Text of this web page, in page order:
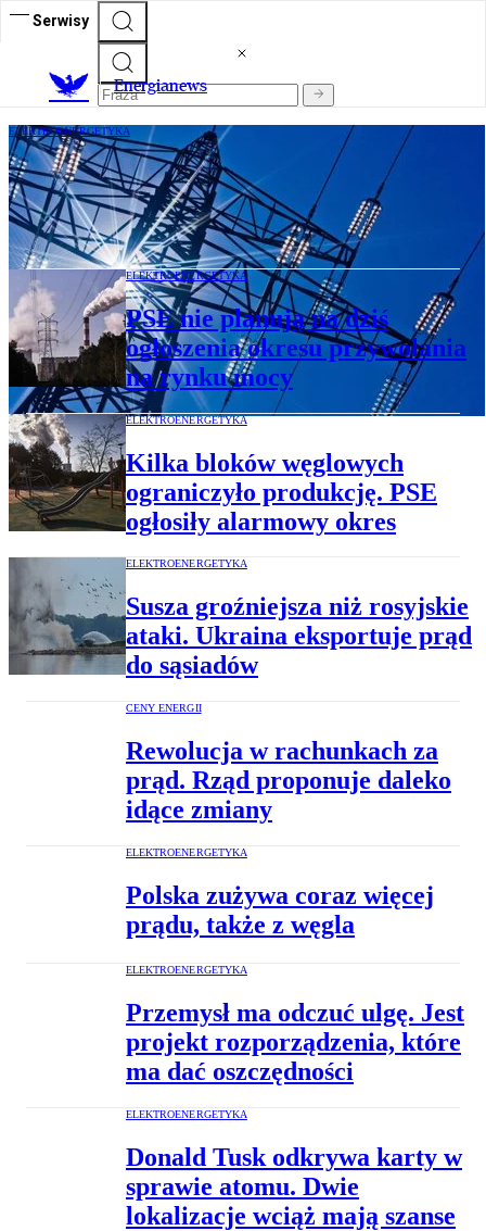
Serwisy
Energianews
ELEKTROENERGETYKA
Znów brakuje rezerwy potrzebnej
produkcji prądu. PSE sięga po rynek
mocy
ELEKTROENERGETYKA
PSE nie planują na dziś
ogłoszenia okresu przywołania
na rynku mocy
ELEKTROENERGETYKA
Kilka bloków węglowych
ograniczyło produkcję. PSE
ogłosiły alarmowy okres
ELEKTROENERGETYKA
Susza groźniejsza niż rosyjskie
ataki. Ukraina eksportuje prąd
do sąsiadów
CENY ENERGII
Rewolucja w rachunkach za
prąd. Rząd proponuje daleko
idące zmiany
ELEKTROENERGETYKA
Polska zużywa coraz więcej
prądu, także z węgla
ELEKTROENERGETYKA
Przemysł ma odczuć ulgę. Jest
projekt rozporządzenia, które
ma dać oszczędności
ELEKTROENERGETYKA
Donald Tusk odkrywa karty w
sprawie atomu. Dwie
lokalizacje wciąż mają szanse